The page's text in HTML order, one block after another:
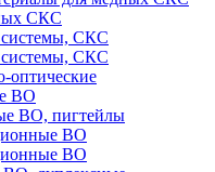
СКС
системы, СКС
системы, СКС
оптические
ВО
ВО, пигтейлы
ВО
ВО